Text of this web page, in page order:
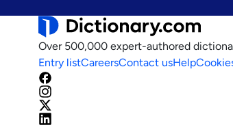
Over 500,000 expert-authored
Entry listCareersContact usHelp